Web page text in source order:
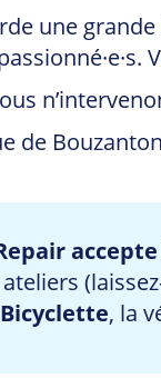
une
de
, la